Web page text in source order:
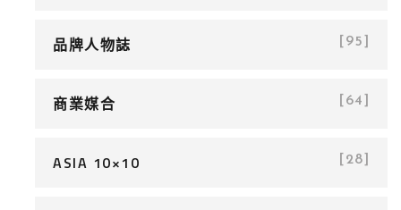
品牌人物誌 [95]
商業媒合 [64]
ASIA 10×10 [28]